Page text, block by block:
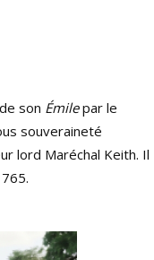
son Émilepar le
souveraineté
lord Maréchal Keith. Il